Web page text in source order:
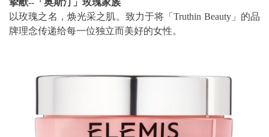
挚献--「奥斯汀」玫瑰家族
以玫瑰之名，焕光采之肌。致力于将「Truthin Beauty」的品
牌理念传递给每一位独立而美好的女性。